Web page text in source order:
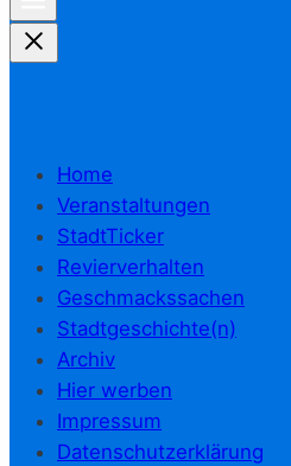
Home
Veranstaltungen
StadtTicker
Revierverhalten
Geschmackssachen
Stadtgeschichte(n)
Archiv
Hier werben
Impressum
Datenschutzerklärung